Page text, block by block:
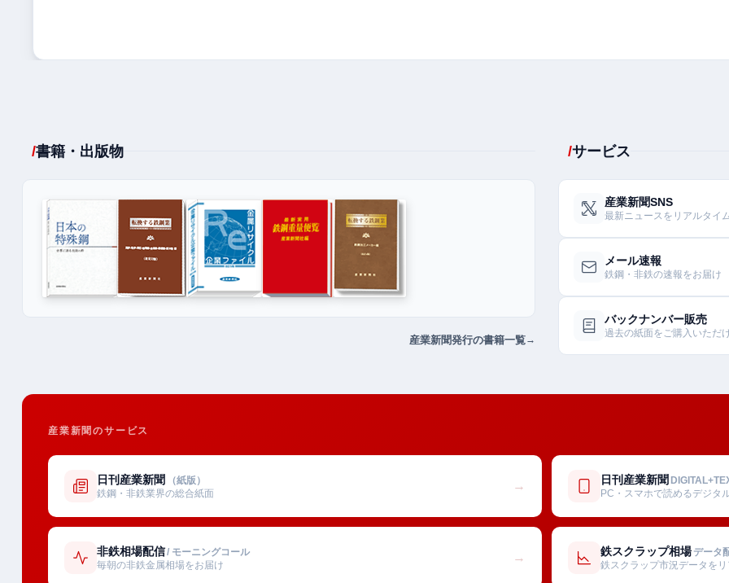
書籍・出版物
産業新聞発行の書籍一覧
サービス
産業新聞SNS
最新ニュースをリアルタイ
メール速報
鉄鋼・非鉄の速報をお届け
バックナンバー販売
過去の紙面をご購入いただ
産業新聞のサービス
日刊産業新聞 （紙版）
鉄鋼・非鉄業界の総合紙面
→ 日刊産業新聞
PC・スマホで読めるデジタ
非鉄相場配信/ モーニングコール
毎朝の非鉄金属相場をお届け
→ 鉄スクラップ相場 データ
鉄スクラップ市況データを